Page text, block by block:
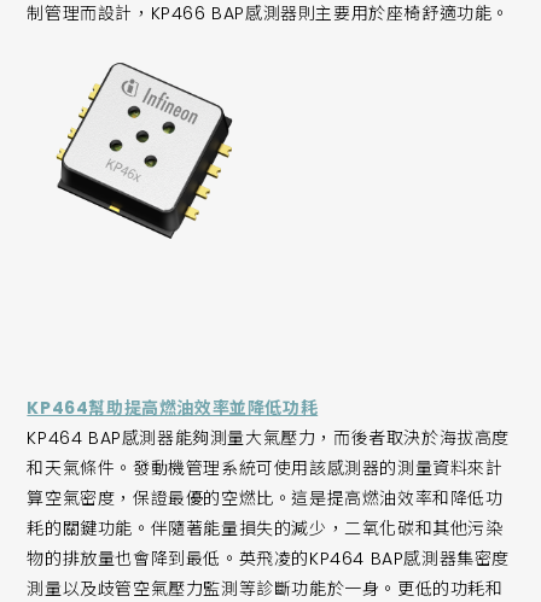
制管理而設計，KP466 BAP感測器則主要用於座椅舒適功能。
KP464幫助提高燃油效率並降低功耗
KP464 BAP感測器能夠測量大氣壓力，而後者取決於海拔高度
和天氣條件。發動機管理系統可使用該感測器的測量資料來計
算空氣密度，保證最優的空燃比。這是提高燃油效率和降低功
耗的關鍵功能。伴隨著能量損失的減少，二氧化碳和其他污染
物的排放量也會降到最低。英飛凌的KP464 BAP感測器集密度
測量以及歧管空氣壓力監測等診斷功能於一身。更低的功耗和